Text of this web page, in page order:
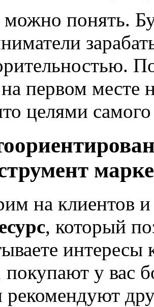
понять.
первом месте
целями
на клиентов
, который
интересы
покупают у вас
рекомендуют